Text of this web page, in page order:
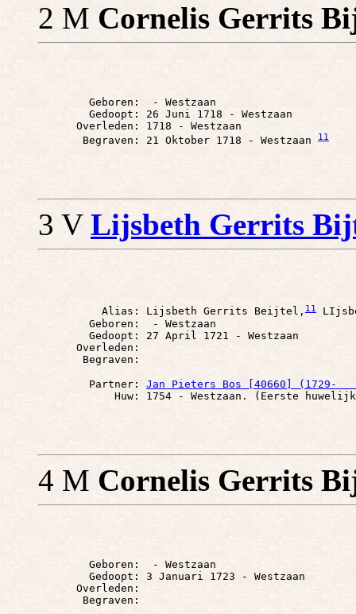
2 M Cornelis Gerrits
        Geboren:  - Westzaan
        Gedoopt: 26 Juni 1718 - Westzaan
      Overleden: 1718 - Westzaan
       Begraven: 21 Oktober 1718 - Westzaan
11
3 V Lijsbeth Gerrits
          Alias: Lijsbeth Gerrits Beijtel,
11
        Geboren:  - Westzaan
        Gedoopt: 27 April 1721 - Westzaan
      Overleden:
        Partner:
Jan Pieters Bos [40660] (1729-
4 M Cornelis Gerrits
        Geboren:  - Westzaan
        Gedoopt: 3 Januari 1723 - Westzaan
      Overleden: